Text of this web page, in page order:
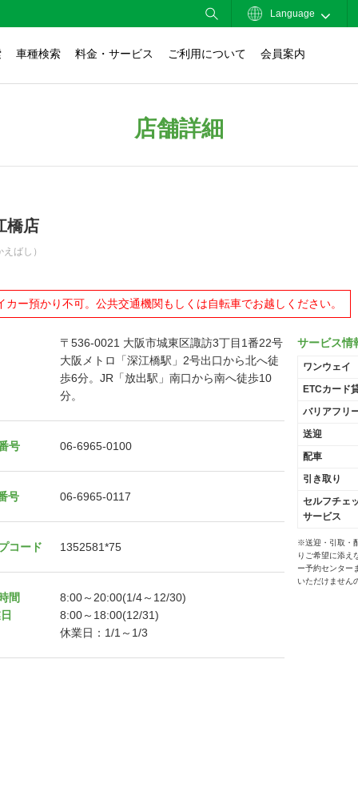
Language
車種検索 料金・サービス ご利用について 会員案内
店舗詳細
橋店
ばし）
カー預かり不可。公共交通機関もしくは自転車でお越しください。
〒536-0021 大阪市城東区諏訪3丁目1番22号
大阪メトロ「深江橋駅」2号出口から北へ徒
歩6分。JR「放出駅」南口から南へ徒歩10
分。
号 06-6965-0100
号 06-6965-0117
コード 1352581*75
間
8:00～20:00(1/4～12/30)
8:00～18:00(12/31)
休業日：1/1～1/3
サービス情
ワンウェイ
ETCカード
バリアフリ
送迎
配車
引き取り
セルフチェ
サービス
※送迎・引取・
りご希望に添え
ー予約センター
いただけません